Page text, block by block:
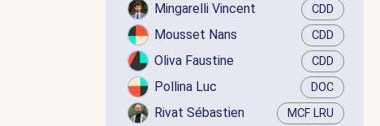
Mingarelli Vincent CDD
Mousset Nans CDD
Oliva Faustine CDD
Pollina Luc DOC
Rivat Sébastien MCF LRU